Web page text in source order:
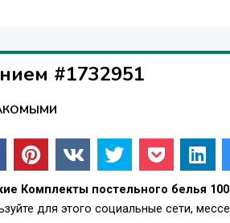
#1732951
Комплекты постельного белья
для этого социальные сети,